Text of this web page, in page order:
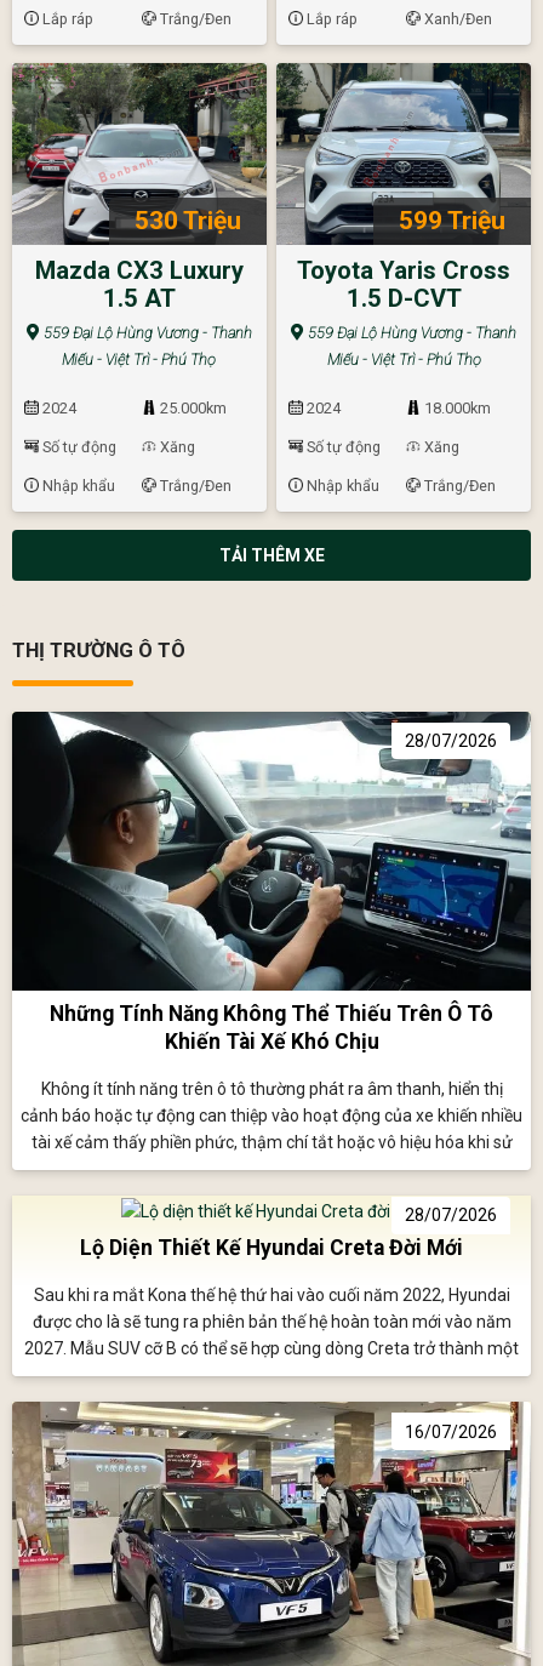
Lắp ráp Trắng/Đen Lắp ráp Xanh/Đen
530 Triệu
Mazda CX3 Luxury
1.5 AT
559 Đại Lộ Hùng Vương - Thanh
Miếu - Việt Trì - Phú Thọ
2024 25.000km
Số tự động Xăng
Nhập khẩu Trắng/Đen
599 Triệu
Toyota Yaris Cross
1.5 D-CVT
559 Đại Lộ Hùng Vương - Thanh
Miếu - Việt Trì - Phú Thọ
2024 18.000km
Số tự động Xăng
Nhập khẩu Trắng/Đen
TẢI THÊM XE
THỊ TRƯỜNG Ô TÔ
28/07/2026
Những Tính Năng Không Thể Thiếu Trên Ô Tô
Khiến Tài Xế Khó Chịu
Không ít tính năng trên ô tô thường phát ra âm thanh, hiển thị
cảnh báo hoặc tự động can thiệp vào hoạt động của xe khiến nhiều
tài xế cảm thấy phiền phức, thậm chí tắt hoặc vô hiệu hóa khi sử
dụng; tuy nhiên điều này có thể làm giảm đáng kể mức độ an toàn
28/07/2026
Lộ Diện Thiết Kế Hyundai Creta Đời Mới
Sau khi ra mắt Kona thế hệ thứ hai vào cuối năm 2022, Hyundai
được cho là sẽ tung ra phiên bản thế hệ hoàn toàn mới vào năm
2027. Mẫu SUV cỡ B có thể sẽ hợp cùng dòng Creta trở thành một
mẫu xe toàn cầu duy nhất.
16/07/2026